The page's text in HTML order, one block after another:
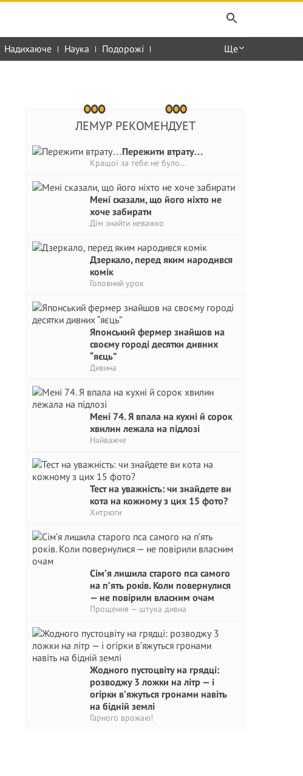
Надихаюче Наука Подорожі Ще
ЛЕМУР РЕКОМЕНДУЕТ
Пережити втрату…
Кращої за тебе не було...
Мені сказали, що його ніхто не
хоче забирати
Дім знайти неважко
Дзеркало, перед яким народився
комік
Головний урок
Японський фермер знайшов на
своєму городі десятки дивних
“яєць”
Дивина
Мені 74. Я впала на кухні й сорок
хвилин лежала на підлозі
Найважче
Тест на уважність: чи знайдете ви
кота на кожному з цих 15 фото?
Хитрюги
Сім’я лишила старого пса самого
на п’ять років. Коли повернулися
— не повірили власним очам
Прощення — штука дивна
Жодного пустоцвіту на грядці:
розводжу 3 ложки на літр — і
огірки в’яжуться гронами навіть
на бідній землі
Гарного врожаю!